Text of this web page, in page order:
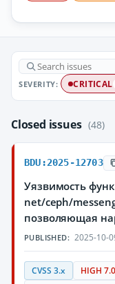
SEVERITY: CRITICAL
Closed issues (48)
BDU:2025-12703
Уязвимость
net/ceph/
позволяющая
PUBLISHED: 2025-10-
CVSS 3.x HIGH 7.0